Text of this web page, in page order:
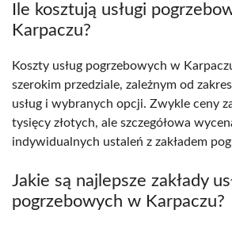
Ile kosztują usługi
Karpaczu?
Koszty usług pogrzebowych w
szerokim przedziale, zależnym od
usług i wybranych opcji. Zwykle ceny
tysięcy złotych, ale szczegółowa
indywidualnych ustaleń z zakładem
Jakie są najlepsze zakłady
pogrzebowych w Karpaczu?